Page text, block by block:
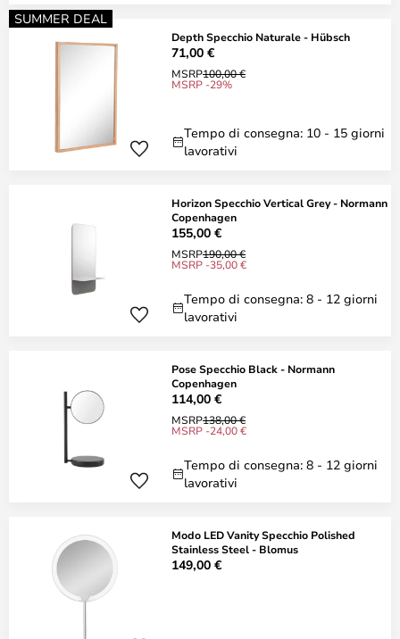
SUMMER DEAL
Depth Specchio Naturale - Hübsch
71,00 €
MSRP100,00 €
MSRP -29%
Tempo di consegna: 10 - 15 giorni
lavorativi
Horizon Specchio Vertical Grey - Normann
Copenhagen
155,00 €
MSRP190,00 €
MSRP -35,00 €
Tempo di consegna: 8 - 12 giorni
lavorativi
Pose Specchio Black - Normann
Copenhagen
114,00 €
MSRP138,00 €
MSRP -24,00 €
Tempo di consegna: 8 - 12 giorni
lavorativi
Modo LED Vanity Specchio Polished
Stainless Steel - Blomus
149,00 €